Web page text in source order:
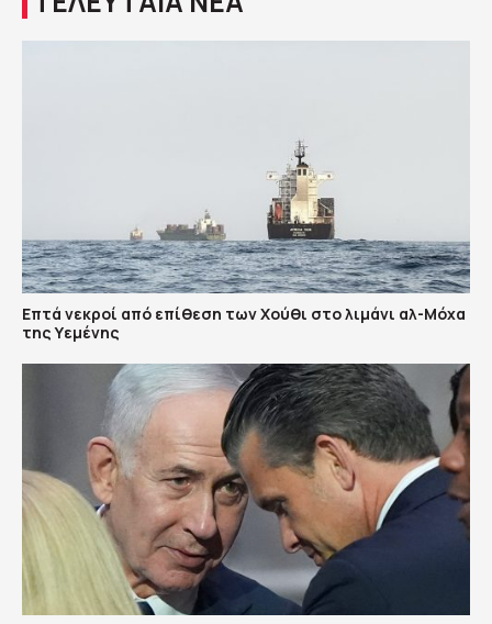
Επτά νεκροί από επίθεση των Χούθι στο λιμάνι αλ-Μόχα
της Υεμένης